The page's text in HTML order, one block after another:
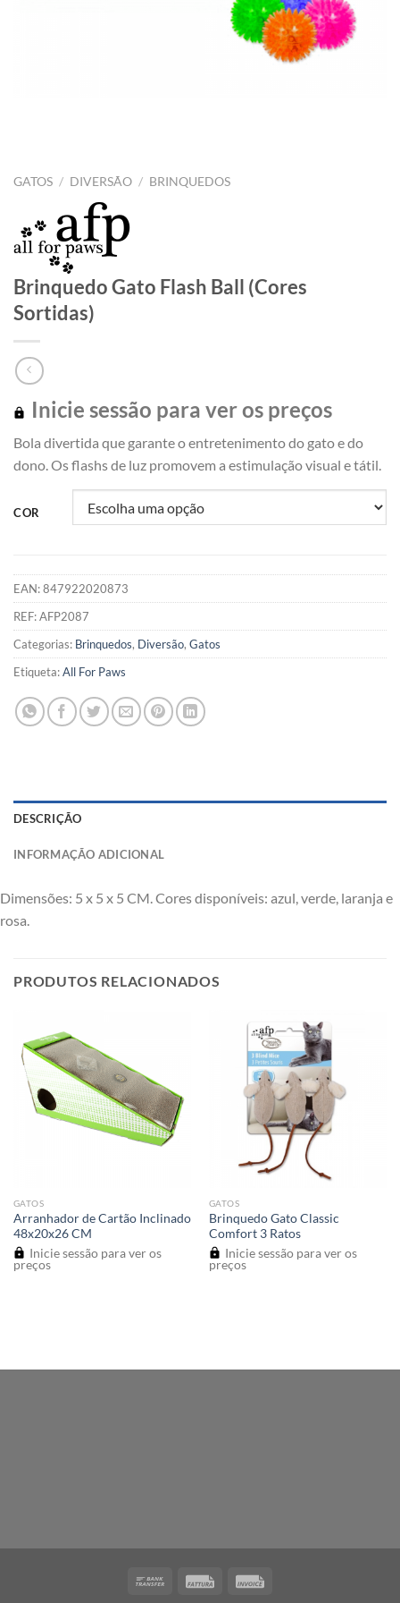
GATOS / DIVERSÃO / BRINQUEDOS
Brinquedo Gato Flash Ball (Cores
Sortidas)
Inicie sessão para ver os preços
Bola divertida que garante o entretenimento do gato e do
dono. Os flashs de luz promovem a estimulação visual e tátil.
COR
EAN:847922020873
REF:AFP2087
Categorias: Brinquedos, Diversão, Gatos
Etiqueta:All For Paws
DESCRIÇÃO
INFORMAÇÃO ADICIONAL
Dimensões: 5 x 5 x 5 CM. Cores disponíveis: azul, verde, laranja e
rosa.
PRODUTOS RELACIONADOS
GATOS
Arranhador de Cartão Inclinado
48x20x26 CM
Inicie sessão para ver os
preços
GATOS
Brinquedo Gato Classic
Comfort 3 Ratos
Inicie sessão para ver os
preços